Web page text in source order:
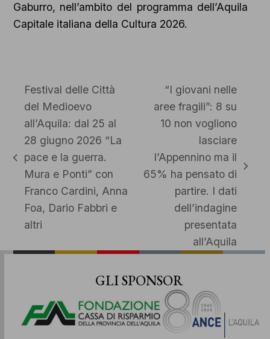
Gaburro, nell’ambito del programma dell’Aquila
Capitale italiana della Cultura 2026.
post
precedente:
Festival delle Città
del Medioevo
all’Aquila: dal 25 al
28 giugno 2026 “La
pace e la guerra.
Mura e Ponti” con
Franco Cardini, Anna
Foa, Dario Fabbri e
altri
articolo
successivo:
“I giovani nelle
aree fragili”: 8 su
10 non vogliono
lasciare
l’Appennino ma il
65% ha pensato di
partire. I dati
dell’indagine
presentata
all’Aquila
GLI SPONSOR